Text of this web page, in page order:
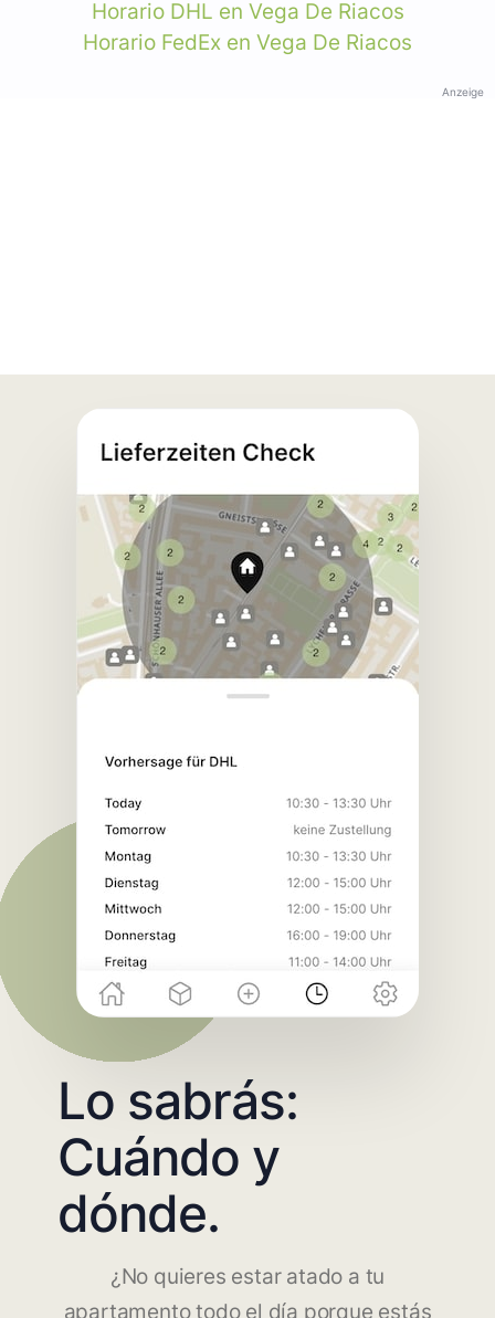
Horario DHL en Vega De Riacos
Horario FedEx en Vega De Riacos
Anzeige
Lo sabrás:
Cuándo y
dónde.
¿No quieres estar atado a tu
apartamento todo el día porque estás